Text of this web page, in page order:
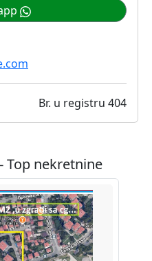
Br. u registru 404
Top nekretnine